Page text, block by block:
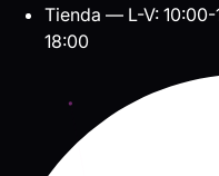
Tienda — L-V: 10:00-
18:00